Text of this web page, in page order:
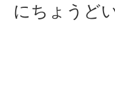
にちょうど